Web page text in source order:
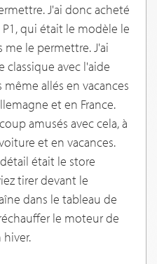
J'ai donc acheté
qui était le modèle le
le permettre. J'ai
avec l'aide
allés en vacances
et en France.
amusés avec cela, à
et en vacances.
était le store
tirer devant le
dans le tableau de
le moteur de